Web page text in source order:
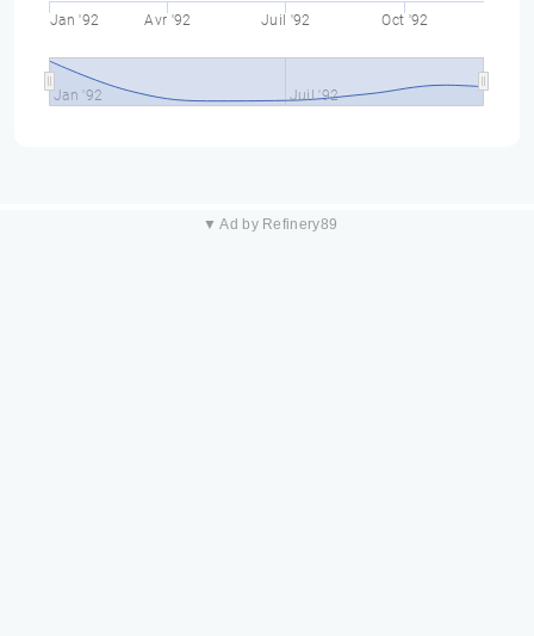
Jan '92 Avr '92 Juil '92 Oct '92
Jan '92 Juil '92
▼ Ad by Refinery89